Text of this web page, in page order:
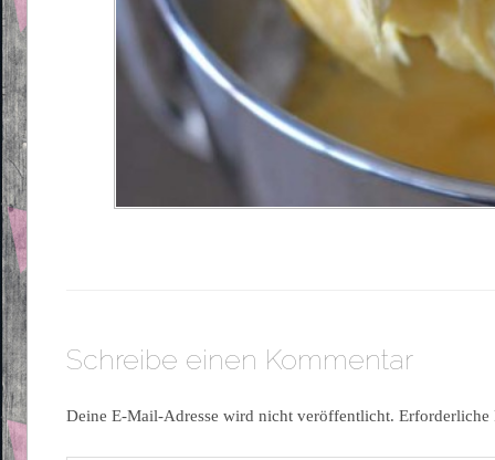
Schreibe einen Kommentar
Deine E-Mail-Adresse wird nicht veröffentlicht.